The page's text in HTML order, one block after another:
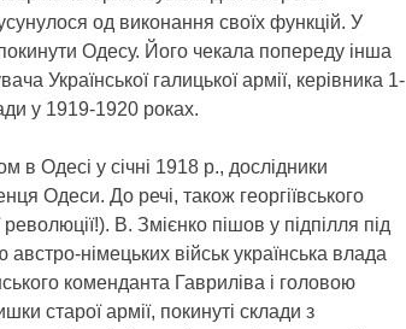
од виконання своїх функцій. У
Одесу. Його чекала попереду інша
Української галицької армії, керівника 1-
у 1919-1920 роках.
в Одесі у січні 1918 р., дослідники
Одеси. До речі, також георгіївського
В. Змієнко пішов у підпілля під
німецьких військ українська влада
коменданта Гавриліва і головою
старої армії, покинуті склади з